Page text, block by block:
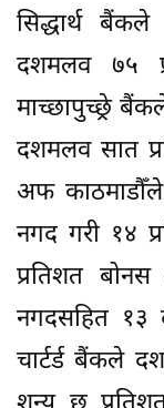
सिद्धार्थ
दशमलव ७५
माच्छापुच्छ्रे
दशमलव सात
अफ काठमाडौँले
नगद गरी १४
प्रतिशत
नगदसहित १३
चार्टर्ड बैंकले